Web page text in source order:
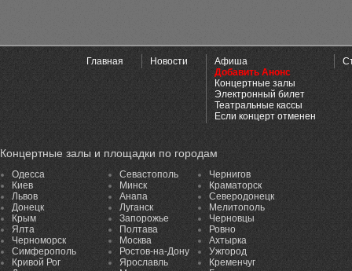
Главная Новости
Афиша
Добавить Анонс
Концертные залы
Электронный билет
Театральные кассы
Если концерт отменен
Концертные залы и площадки по городам
Одесса
Киев
Львов
Донецк
Крым
Ялта
Черноморск
Симферополь
Кривой Рог
Севастополь
Минск
Анапа
Луганск
Запорожье
Полтава
Москва
Ростов-на-Дону
Ярославль
Чернигов
Краматорск
Северодонецк
Мелитополь
Черновцы
Ровно
Ахтырка
Ужгород
Кременчуг